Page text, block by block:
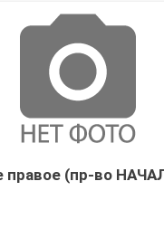
правое (пр-во